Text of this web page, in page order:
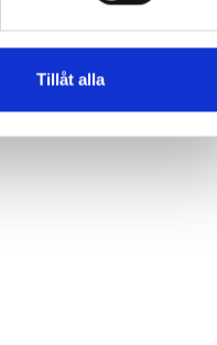
Tillåt alla